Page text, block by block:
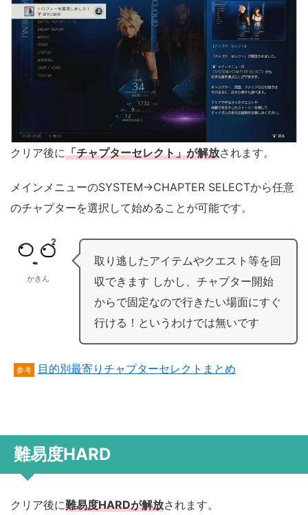
クリア後に「チャプターセレクト」が解放されます。
メインメニューのSYSTEM→CHAPTER SELECTから任意
のチャプターを選択して始めることが可能です。
かきん
取り逃したアイテムやクエスト等を回
収できます しかし、チャプター開始
からで固定なので行きたい場面にすぐ
行ける！というわけでは無いです
参考 目的別最寄りチャプターセレクトまとめ
難易度HARD
クリア後に難易度HARDが解放されます。